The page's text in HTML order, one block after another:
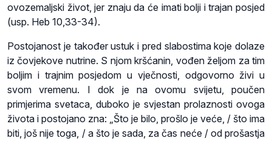
ovozemaljski život, jer znaju da će imati bolji i trajan posjed
(usp. Heb 10,33-34).
Postojanost je također ustuk i pred slabostima koje dolaze
iz čovjekove nutrine. S njom kršćanin, vođen željom za tim
boljim i trajnim posjedom u vječnosti, odgovorno živi u
svom vremenu. I dok je na ovomu svijetu, poučen
primjerima svetaca, duboko je svjestan prolaznosti ovoga
života i postojano zna: „Što je bilo, prošlo je veće, / što ima
biti, još nije toga, / a što je sada, za čas neće / od prošastja